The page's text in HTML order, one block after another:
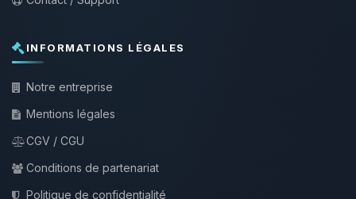
INFORMATIONS LÉGALES
Notre entreprise
Mentions légales
CGV / CGU
Conditions de partenariat
Politique de confidentialité